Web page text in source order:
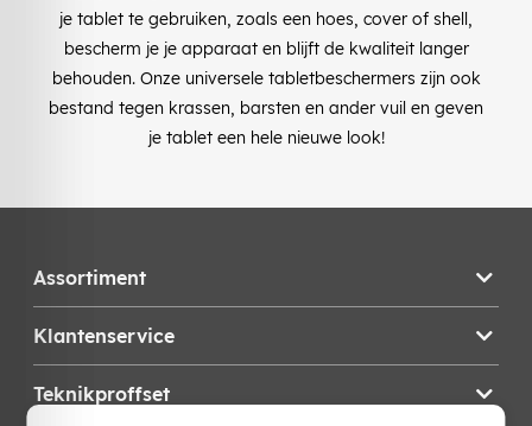
je tablet te gebruiken, zoals een hoes, cover of shell,
bescherm je je apparaat en blijft de kwaliteit langer
behouden. Onze universele tabletbeschermers zijn ook
bestand tegen krassen, barsten en ander vuil en geven
je tablet een hele nieuwe look!
Assortiment
Klantenservice
Teknikproffset